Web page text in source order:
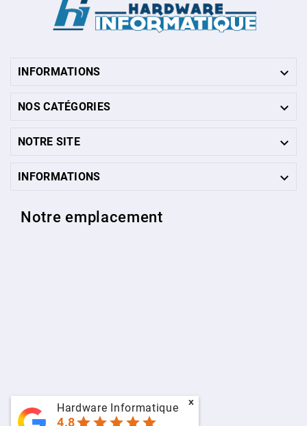
INFORMATIONS 
NOS CATÉGORIES 
NOTRE SITE 
INFORMATIONS 
Notre emplacement
Hardware Informatique
4.8starstarstarstarstar
x